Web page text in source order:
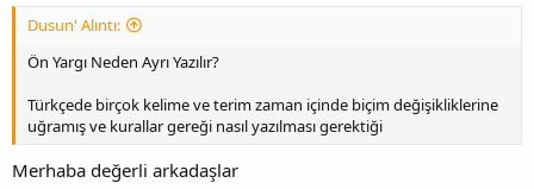
Dusun' Alıntı:
Ön Yargı Neden Ayrı Yazılır?
Türkçede birçok kelime ve terim zaman içinde biçim değişikliklerine
uğramış ve kurallar gereği nasıl yazılması gerektiği
Merhaba değerli arkadaşlar